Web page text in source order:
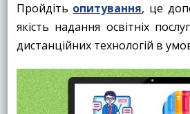
Пройдіть опитування, це
якість надання освітніх
дистанційних технологій в